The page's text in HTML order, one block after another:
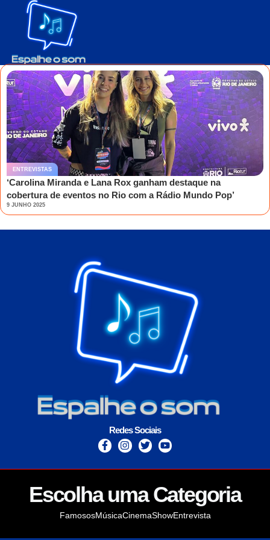
ENTREVISTAS
‘Carolina Miranda e Lana Rox ganham destaque na
cobertura de eventos no Rio com a Rádio Mundo Pop’
9 JUNHO 2025
Redes Sociais
Escolha uma Categoria
FamososMúsicaCinemaShowEntrevista